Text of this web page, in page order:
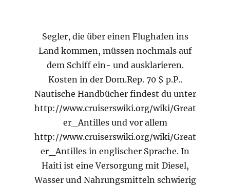
Segler, die über einen Flughafen ins
Land kommen, müssen nochmals auf
dem Schiff ein- und ausklarieren.
Kosten in der Dom.Rep. 70 $ p.P..
Nautische Handbücher findest du unter
http://www.cruiserswiki.org/wiki/Great
er_Antilles und vor allem
http://www.cruiserswiki.org/wiki/Great
er_Antilles in englischer Sprache. In
Haiti ist eine Versorgung mit Diesel,
Wasser und Nahrungsmitteln schwierig